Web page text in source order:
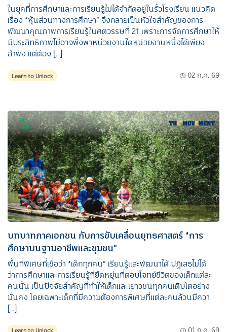
ในยุคที่การศึกษาและการเรียนรู้ไม่ได้จำกัดอยู่ในรั้วโรงเรียน แนวคิด
เรื่อง “หุ้นส่วนทางการศึกษา” จึงกลายเป็นหัวใจสำคัญของการ
พัฒนาคุณภาพการเรียนรู้ในศตวรรษที่ 21 เพราะการจัดการศึกษาให้
มีประสิทธิภาพไม่อาจพึ่งพาหน่วยงานใดหน่วยงานหนึ่งได้เพียง
ลำพัง แต่ต้อง […]
Learn to Unlock 02 ก.ค. 69
บทบาทภาคเอกชน กับการขับเคลื่อนยุทธศาสตร์ “การ
ศึกษาบนฐานอาชีพและชุมชน”
พื้นที่พิเศษที่เชื่อว่า “เด็กทุกคน” เรียนรู้และพัฒนาได้ ปฏิเสธไม่ได้
ว่าการศึกษาและการเรียนรู้ที่ยืดหยุ่นที่ตอบโจทย์ชีวิตของเด็กแต่ละ
คนนั้น เป็นปัจจัยสำคัญที่ทำให้เด็กและเยาวชนทุกคนเติบโตอย่าง
มั่นคง โดยเฉพาะเด็กที่มีความต้องการพิเศษที่แต่ละคนล้วนมีควา
[…]
01 ก.ค. 69